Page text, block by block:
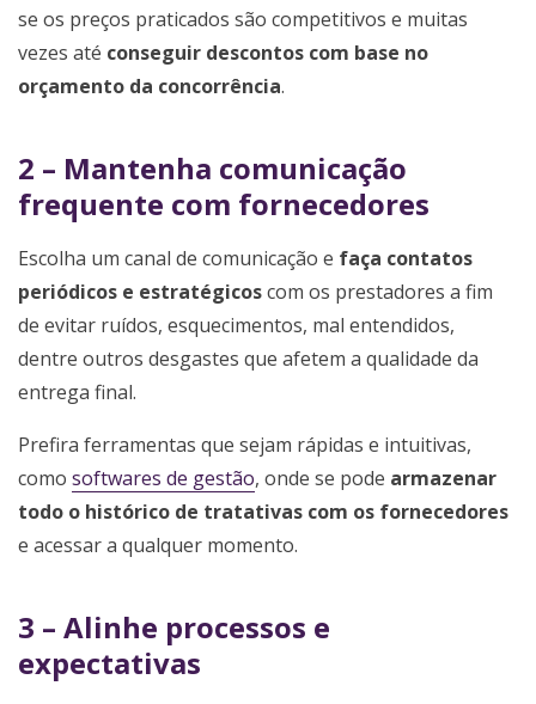
se os preços praticados são competitivos e muitas
vezes até conseguir descontos com base no
orçamento da concorrência.
2 – Mantenha comunicação
frequente com fornecedores
Escolha um canal de comunicação e faça contatos
periódicos e estratégicoscom os prestadores a fim
de evitar ruídos, esquecimentos, mal entendidos,
dentre outros desgastes que afetem a qualidade da
entrega final.
Prefira ferramentas que sejam rápidas e intuitivas,
como softwares de gestão, onde se pode armazenar
todo o histórico de tratativas com os fornecedores
e acessar a qualquer momento.
3 – Alinhe processos e
expectativas